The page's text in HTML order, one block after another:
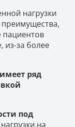
нагрузки
пациентов
из-за более
ряд
под
на